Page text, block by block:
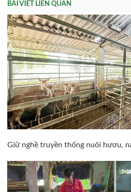
BÀI VIẾT LIÊN QUAN
Giữ nghề truyền thống nuôi hươu,